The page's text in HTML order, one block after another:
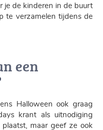
je de kinderen in de buurt
te verzamelen tijdens de
een
Halloween ook graag
krant als uitnodiging
maar geef ze ook